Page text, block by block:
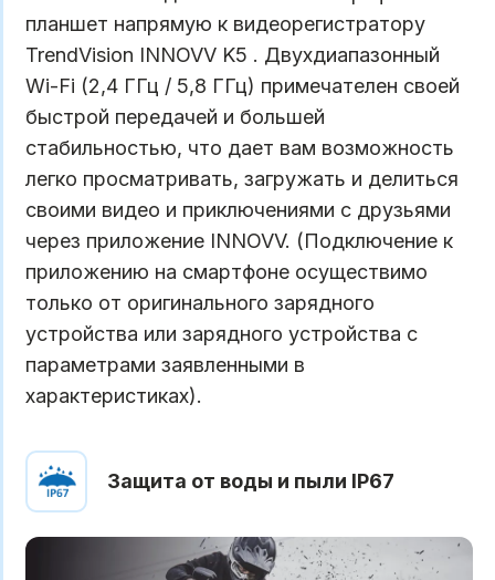
планшет напрямую к видеорегистратору
TrendVision INNOVV K5 . Двухдиапазонный
Wi-Fi (2,4 ГГц / 5,8 ГГц) примечателен своей
быстрой передачей и большей
стабильностью, что дает вам возможность
легко просматривать, загружать и делиться
своими видео и приключениями с друзьями
через приложение INNOVV. (Подключение к
приложению на смартфоне осуществимо
только от оригинального зарядного
устройства или зарядного устройства с
параметрами заявленными в
характеристиках).
Защита от воды и пыли IP67